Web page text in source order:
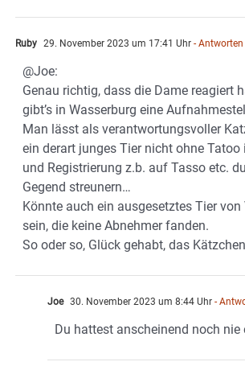
Ruby 29. November 2023 um 17:41 Uhr - Antworten
@Joe:
Genau richtig, dass die Dame reagiert
gibt’s in Wasserburg eine
Man lässt als verantwortungsvoller
ein derart junges Tier nicht ohne
und Registrierung z.b. auf Tasso etc.
Gegend streunern…
Könnte auch ein ausgesetztes Tier von
sein, die keine Abnehmer fanden.
So oder so, Glück gehabt, das
Joe 30. November 2023 um 8:44 Uhr -
Du hattest anscheinend noch nie